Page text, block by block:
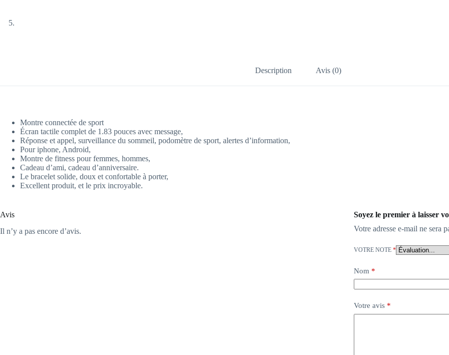
Description Avis (0)
Montre connectée de sport
Écran tactile complet de 1.83 pouces avec message,
Réponse et appel, surveillance du sommeil, podomètre de sport, alertes d’information,
Pour iphone, Android,
Montre de fitness pour femmes, hommes,
Cadeau d’ami, cadeau d’anniversaire.
Le bracelet solide, doux et confortable à porter,
Excellent produit, et le prix incroyable.
Avis
Il n’y a pas encore d’avis.
Soyez le premier à laisser
Votre adresse e-mail ne sera
VOTRE NOTE *
Nom *
Votre avis *